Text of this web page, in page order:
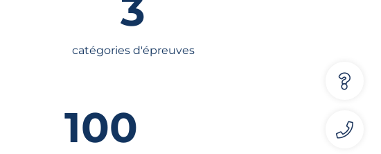
catégories d'épreuves
3
100